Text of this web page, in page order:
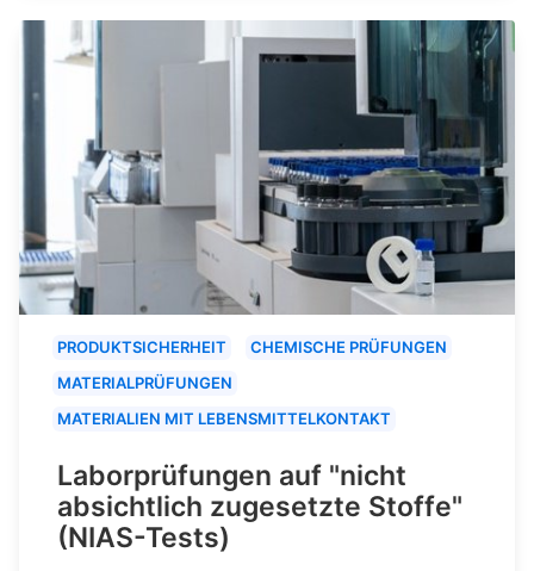
PRODUKTSICHERHEIT
CHEMISCHE PRÜFUNGEN
MATERIALPRÜFUNGEN
MATERIALIEN MIT LEBENSMITTELKONTAKT
Laborprüfungen auf "nicht
absichtlich zugesetzte Stoffe"
(NIAS-Tests)